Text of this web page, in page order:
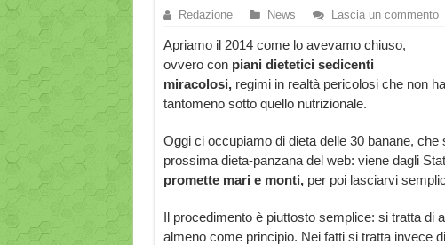
Redazione News Lascia un commento
Apriamo il 2014 come lo avevamo chiuso,
ovvero con piani dietetici sedicenti
miracolosi, regimi in realtà pericolosi che non
tantomeno sotto quello nutrizionale.
Oggi ci occupiamo di dieta delle 30 banane,
prossima dieta-panzana del web: viene dagli
promette mari e monti, per poi lasciarvi
Il procedimento è piuttosto semplice: si tratta di
almeno come principio. Nei fatti si tratta invece